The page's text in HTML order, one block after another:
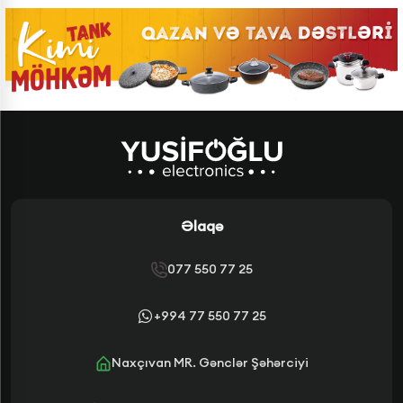
Əlaqə
077 550 77 25
+994 77 550 77 25
Naxçıvan MR. Gənclər Şəhərciyi